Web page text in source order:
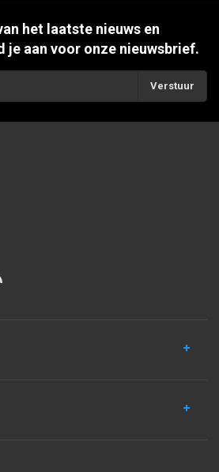
het laatste nieuws en
je aan voor onze nieuwsbrief.
Verstuur